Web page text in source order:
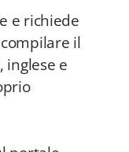
e richiede
il
inglese e